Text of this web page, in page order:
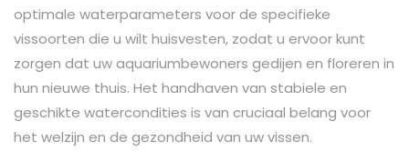
optimale waterparameters voor de specifieke
vissoorten die u wilt huisvesten, zodat u ervoor kunt
zorgen dat uw aquariumbewoners gedijen en floreren in
hun nieuwe thuis. Het handhaven van stabiele en
geschikte watercondities is van cruciaal belang voor
het welzijn en de gezondheid van uw vissen.